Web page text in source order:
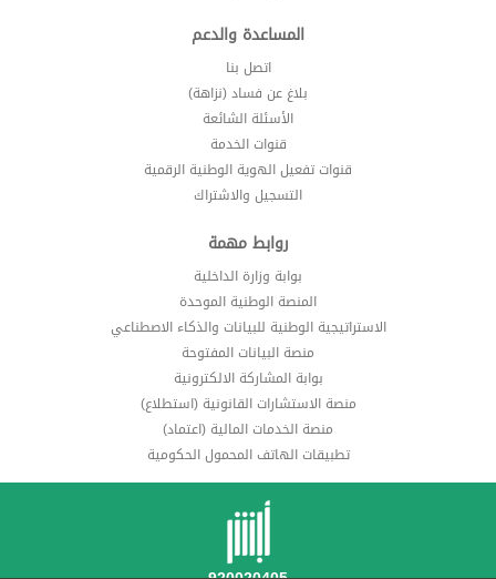
المساعدة والدعم
اتصل بنا
بلاغ عن فساد (نزاهة)
الأسئلة الشائعة
قنوات الخدمة
قنوات تفعيل الهوية الوطنية الرقمية
التسجيل والاشتراك
روابط مهمة
بوابة وزارة الداخلية
المنصة الوطنية الموحدة
الاستراتيجية الوطنية للبيانات والذكاء الاصطناعي
منصة البيانات المفتوحة
بوابة المشاركة الالكترونية
منصة الاستشارات القانونية (استطلاع)
منصة الخدمات المالية (اعتماد)
تطبيقات الهاتف المحمول الحكومية